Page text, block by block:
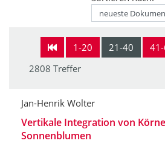
1-20 21-40
2808 Treffer
Jan-Henrik Wolter
Vertikale Integration von
Sonnenblumen